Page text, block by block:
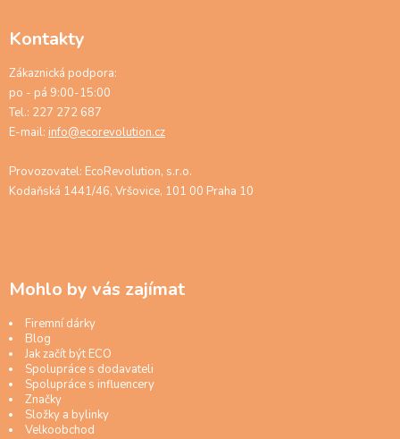
Kontakty
Zákaznická podpora:
po - pá 9:00-15:00
Tel.: 227 272 687
E-mail: info@ecorevolution.cz
Provozovatel: EcoRevolution, s.r.o.
Kodaňská 1441/46, Vršovice, 101 00 Praha 10
Mohlo by vás zajímat
Firemní dárky
Blog
Jak začít být ECO
Spolupráce s dodavateli
Spolupráce s influencery
Značky
Složky a bylinky
Velkoobchod